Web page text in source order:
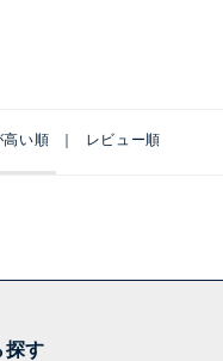
高い順 レビュー順
探す